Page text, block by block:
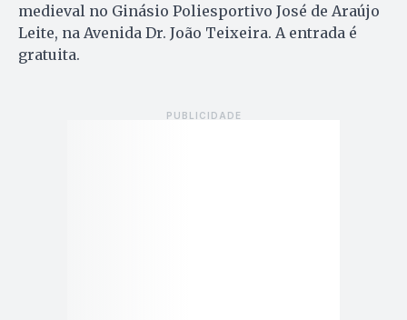
medieval no Ginásio Poliesportivo José de Araújo
Leite, na Avenida Dr. João Teixeira. A entrada é
gratuita.